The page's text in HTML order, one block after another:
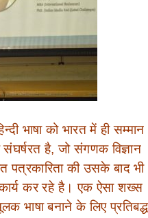
भाषा को भारत में ही सम्मान
संघर्षरत है, जो संगणक विज्ञान
पत्रकारिता की उसके बाद भी
कार्य कर रहे है। एक ऐसा शख्स
भाषा बनाने के लिए प्रतिबद्ध